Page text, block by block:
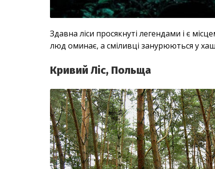
Здавна ліси просякнуті легендами і є
люд оминає, а сміливці занурюються у
Кривий Ліс, Польща